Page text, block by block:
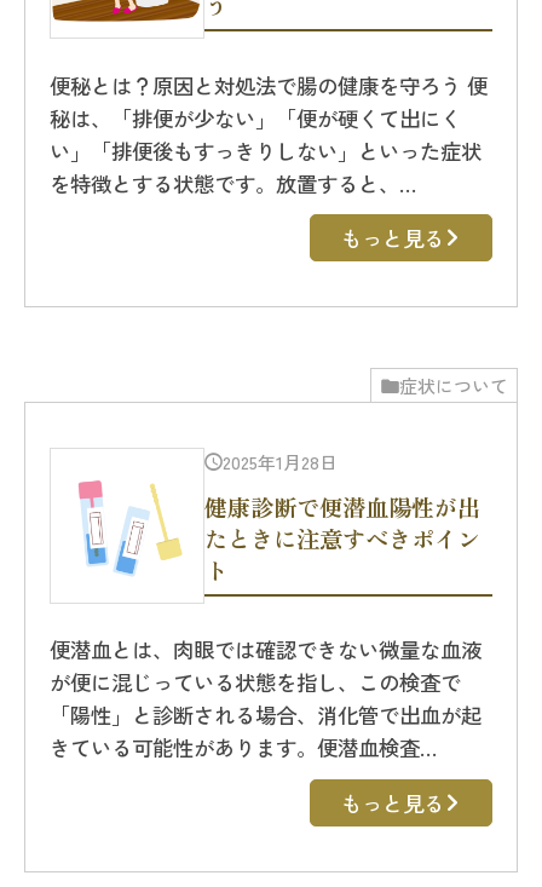
便秘とは？原因と対処法で腸の健康を守ろう 便
秘は、「排便が少ない」「便が硬くて出にく
い」「排便後もすっきりしない」といった症状
を特徴とする状態です。放置すると、…
もっと見る
症状について
2025年1月28日
健康診断で便潜血陽性が出
たときに注意すべきポイン
ト
便潜血とは、肉眼では確認できない微量な血液
が便に混じっている状態を指し、この検査で
「陽性」と診断される場合、消化管で出血が起
きている可能性があります。便潜血検査…
もっと見る